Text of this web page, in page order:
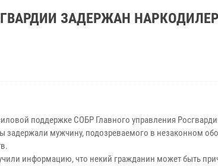
ЗАДЕРЖАН
поддержке СОБР Главного управления
задержали мужчину, подозреваемого в незаконном
информацию, что некий гражданин может быть